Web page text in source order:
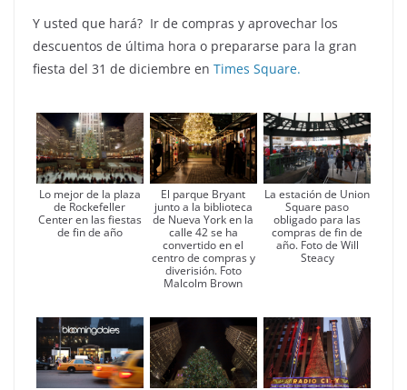
Y usted que hará? Ir de compras y aprovechar los
descuentos de última hora o prepararse para la gran
fiesta del 31 de diciembre en Times Square.
Lo mejor de la plaza
de Rockefeller
Center en las fiestas
de fin de año
El parque Bryant
junto a la biblioteca
de Nueva York en la
calle 42 se ha
convertido en el
centro de compras y
diverisión. Foto
Malcolm Brown
La estación de Union
Square paso
obligado para las
compras de fin de
año. Foto de Will
Steacy